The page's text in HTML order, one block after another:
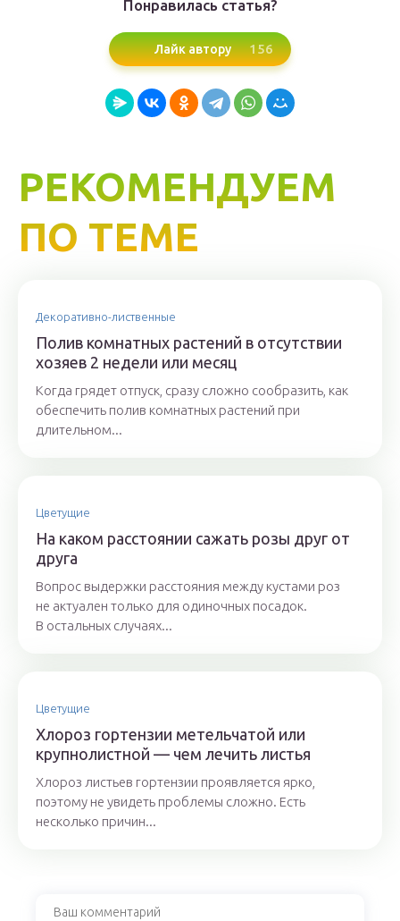
Понравилась статья?
Лайк автору 156
РЕКОМЕНДУЕМ
ПО ТЕМЕ
Декоративно-лиственные
Полив комнатных растений в отсутствии
хозяев 2 недели или месяц
Когда грядет отпуск, сразу сложно сообразить, как
обеспечить полив комнатных растений при
длительном...
Цветущие
На каком расстоянии сажать розы друг от
друга
Вопрос выдержки расстояния между кустами роз
не актуален только для одиночных посадок.
В остальных случаях...
Цветущие
Хлороз гортензии метельчатой или
крупнолистной — чем лечить листья
Хлороз листьев гортензии проявляется ярко,
поэтому не увидеть проблемы сложно. Есть
несколько причин...